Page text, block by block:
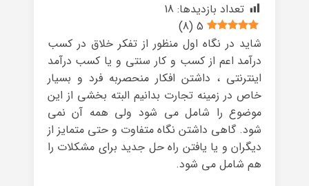
تعداد بازدیدها: 18
5
(
8
)
شاید در نگاه اول منظور از تفکر خلاق در کسب
درآمد اعم از کسب و کار سنتی و یا کسب درآمد
اینترنتی ، داشتن افکار منحصربه فرد و بسیار
خاص در زمینه تجارت بدانیم البته بخشی از این
موضوع را شامل می شود ولی همه آن نمی
شود. گاهی داشتن نگاه متفاوت و حتی متمایز از
دیگران و یا یافتن راه حل جدید برای مشکلات را
هم شامل می شود.